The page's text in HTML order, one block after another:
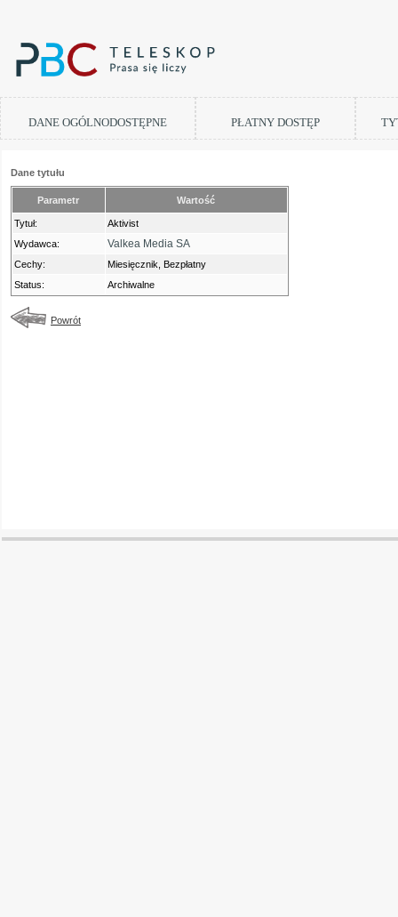
DANE OGÓLNODOSTĘPNE PŁATNY DOSTĘP
Dane tytułu
Parametr Wartość
Tytuł:
Aktivist
Wydawca:
Valkea Media SA
Cechy:
Miesięcznik, Bezpłatny
Status:
Archiwalne
Powrót